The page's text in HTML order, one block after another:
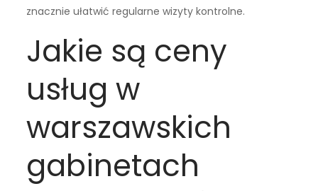
znacznie ułatwić regularne wizyty kontrolne.
Jakie są ceny
usług w
warszawskich
gabinetach